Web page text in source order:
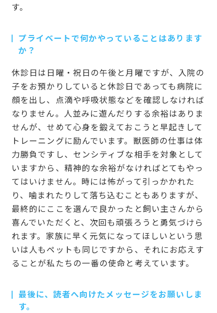
す。
プライベートで何かやっていることはあります
か？
休診日は日曜・祝日の午後と月曜ですが、入院の
子をお預かりしていると休診日であっても病院に
顔を出し、点滴や呼吸状態などを確認しなければ
なりません。人並みに遊んだりする余裕はありま
せんが、せめて心身を鍛えておこうと早起きして
トレーニングに励んでいます。獣医師の仕事は体
力勝負ですし、センシティブな相手を対象として
いますから、精神的な余裕がなければとてもやっ
てはいけません。時には怖がって引っかかれた
り、噛まれたりして落ち込むこともありますが、
最終的にここを選んで良かったと飼い主さんから
喜んでいただくと、次回も頑張ろうと勇気づけら
れます。家族に早く元気になってほしいという思
いは人もペットも同じですから、それにお応えす
ることが私たちの一番の使命と考えています。
最後に、読者へ向けたメッセージをお願いしま
す。